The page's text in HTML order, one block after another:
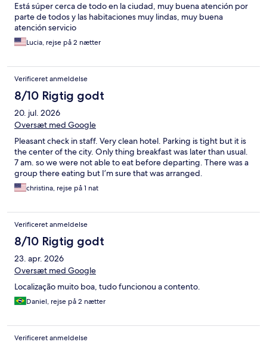
Está súper cerca de todo en la ciudad, muy buena atención por
parte de todos y las habitaciones muy lindas, muy buena
atención servicio
Lucia, rejse på 2 nætter
Verificeret anmeldelse
8/10 Rigtig godt
20. jul. 2026
Oversæt med Google
Pleasant check in staff. Very clean hotel. Parking is tight but it is
the center of the city. Only thing breakfast was later than usual.
7 am. so we were not able to eat before departing. There was a
group there eating but I’m sure that was arranged.
christina, rejse på 1 nat
Verificeret anmeldelse
8/10 Rigtig godt
23. apr. 2026
Oversæt med Google
Localização muito boa, tudo funcionou a contento.
Daniel, rejse på 2 nætter
Verificeret anmeldelse